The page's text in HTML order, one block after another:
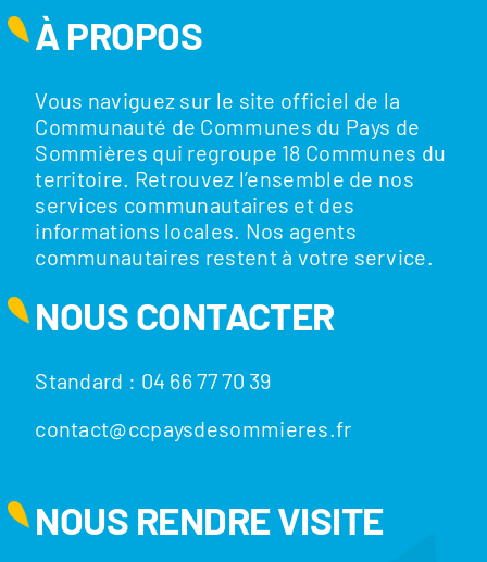
À PROPOS
Vous naviguez sur le site officiel de la
Communauté de Communes du Pays de
Sommières qui regroupe 18 Communes du
territoire. Retrouvez l’ensemble de nos
services communautaires et des
informations locales. Nos agents
communautaires restent à votre service.
NOUS CONTACTER
Standard : 04 66 77 70 39
contact@ccpaysdesommieres.fr
NOUS RENDRE VISITE